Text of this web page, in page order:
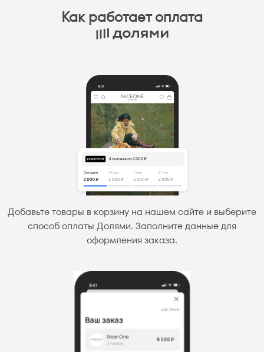
Как работает оплата
Добавьте товары в корзину на нашем сайте и выберите
способ оплаты Долями. Заполните данные для
оформления заказа.